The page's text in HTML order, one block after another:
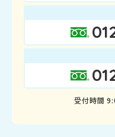
受付時間